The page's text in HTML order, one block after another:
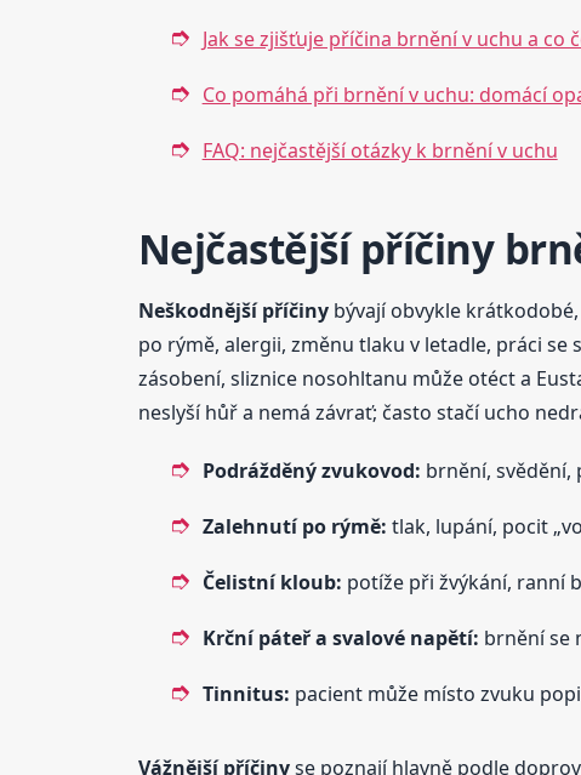
Jak se zjišťuje příčina brnění v uchu a co
Co pomáhá při brnění v uchu: domácí
FAQ: nejčastější otázky k brnění v uchu
Nejčastější příčiny
Neškodnější příčinybývají obvykle krátkodobé,
po rýmě, alergii, změnu tlaku v letadle, práci
zásobení, sliznice nosohltanu může otéct a
neslyší hůř a nemá závrať; často stačí ucho
Podrážděný zvukovod: brnění, svědění,
Zalehnutí po rýmě: tlak, lupání, pocit
Čelistní kloub: potíže při žvýkání, ranní
Krční páteř a svalové napětí: brnění se
Tinnitus: pacient může místo zvuku
Vážnější příčinyse poznají hlavně podle